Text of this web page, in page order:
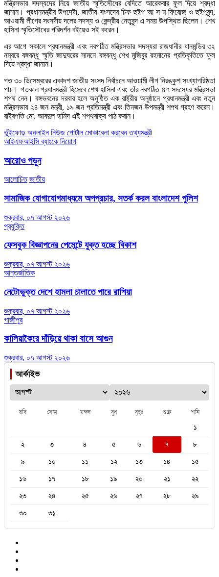
মন্ত্রিসভার সদস্যদের নিয়ে জাতীয় স্মৃতিসৌধের বেদিতে আরেকবার ফুল দিয়ে শ্রদ্ধা
জানান। প্রধানমন্ত্রীর উপদেষ্টা, জাতীয় সংসদের চিফ হুইপ আ স ম ফিরোজ ও হুইপবৃন্দ,
আওয়ামী লীগের সংসদীয় দলের সদস্য ও কেন্দ্রীয় নেতৃবৃন্দ এ সময় উপস্থিত ছিলেন। শেখ
হাসিনা স্মৃতিসৌধের পরিদর্শন বইয়েও সই করেন।
এর আগে সকালে প্রধানমন্ত্রী এবং নবগঠিত মন্ত্রিসভার সদস্যরা রাজধানীর ধানমন্ডির ৩২
নম্বরে বঙ্গবন্ধু স্মৃতি জাদুঘরের সামনে বঙ্গবন্ধু শেখ মুজিবুর রহমানের প্রতিকৃতিতে ফুল
দিয়ে শ্রদ্ধা জানান।
গত ৩০ ডিসেম্বরের একাদশ জাতীয় সংসদ নির্বাচনে আওয়ামী লীগ নিরঙ্কুশ সংখ্যাগরিষ্ঠতা
পায়। গতকাল প্রধানমন্ত্রী হিসেবে শেখ হাসিনা এবং তাঁর নবগঠিত ৪৭ সদস্যের মন্ত্রিসভা
শপথ নেন। বঙ্গভবনের দরবার হলে অনুষ্ঠিত এক রাষ্ট্রীয় অনুষ্ঠানে প্রধানমন্ত্রী এবং নতুন
মন্ত্রিসভার ২৪ জন মন্ত্রী, ১৯ জন প্রতিমন্ত্রী এবং তিনজন উপমন্ত্রী শপথ গ্রহণ করেন।
রাষ্ট্রপতি মো. আবদুল হামিদ এই শপথবাক্য পাঠ করান।
Post
navigation
ভুঁইফোড় অনলাইন নিউজ পোর্টাল মোকাবেলা করবেন তথ্যমন্ত্রী
আইএফআইসি ব্যাংকে নিয়োগ
আরোও পড়ুন
আলোচিত জাতীয়
সামাজিক যোগাযোগমাধ্যমে অপপ্রচার, সতর্ক করল বাংলাদেশ পুলিশ
শুক্রবার, ০৭ আগস্ট ২০২৬
প্রযুক্তি
ফেসবুক বিজ্ঞাপনের পেমেন্টে যুক্ত হচ্ছে বিকাশ
শুক্রবার, ০৭ আগস্ট ২০২৬
আন্তর্জাতিক
নেটোভুক্ত দেশে হামলা চালাতে পারে রাশিয়া
শুক্রবার, ০৭ আগস্ট ২০২৬
গাজীপুর
কালিয়াকৈরে দাঁড়িয়ে থাকা বাসে আগুন
শুক্রবার, ০৭ আগস্ট ২০২৬
আর্কাইভ
রবি সোম মঙ্গল বুধ বৃহঃ শুক্র শনি
১
২
৩ ৪ ৫ ৬ ৭
৮
৯
১০ ১১ ১২ ১৩ ১৪
১৫
১৬
১৭ ১৮ ১৯ ২০ ২১
২২
২৩
২৪ ২৫ ২৬ ২৭ ২৮
২৯
৩০
৩১